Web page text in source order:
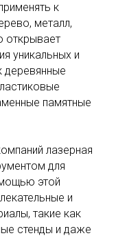
к
металл,
открывает
уникальных и
деревянные
памятные
лазерная
для
этой
и
такие как
стенды и даже